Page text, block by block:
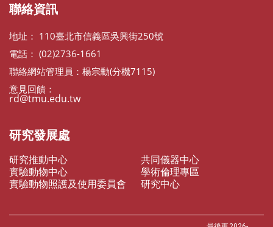
聯絡資訊
地址： 110臺北市信義區吳興街250號
電話： (02)2736-1661
聯絡網站管理員：楊宗勳(分機7115)
意見回饋：
rd@tmu.edu.tw
研究發展處
研究推動中心
共同儀器中心
實驗動物中心
學術倫理專區
實驗動物照護及使用委員會
研究中心